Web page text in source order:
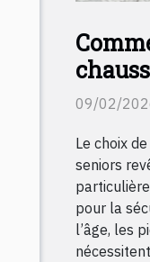
pour
09/02/
Le choix
seniors
pour la
l’âge, les